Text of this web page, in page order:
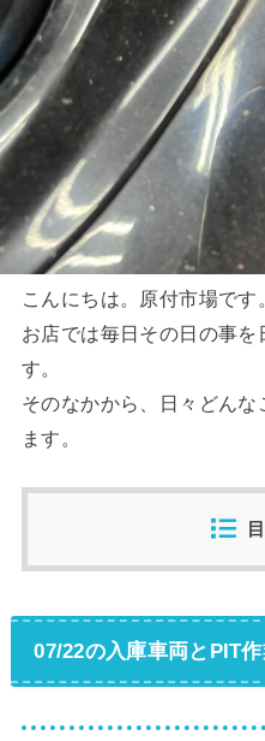
こんにちは。原付市場です
お店では毎日その日の事を
す。
そのなかから、日々どん
ます。
07/22の入庫車両とPIT